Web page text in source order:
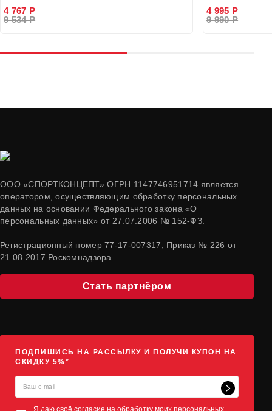
4 767 Р
9 534 Р
4 995 Р
9 990 Р
ООО «СПОРТКОНЦЕПТ» ОГРН 1147746951714 является
оператором, осуществляющим обработку персональных
данных на основании Федерального закона «О
персональных данных» от 27.07.2006 № 152-ФЗ.
Регистрационный номер 77-17-007317, Приказ № 226 от
21.08.2017 Роскомнадзора.
Стать партнёром
ПОДПИШИСЬ НА РАССЫЛКУ И ПОЛУЧИ КУПОН НА
СКИДКУ 5%*
Я даю своё согласие на обработку моих персональных